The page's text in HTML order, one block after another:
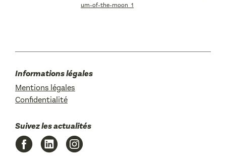
um-of-the-moon_1
Informations légales
Mentions légales
Confidentialité
Suivez les actualités